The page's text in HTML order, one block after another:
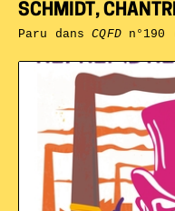
SCHMIDT,
Paru dansCQFDn°190